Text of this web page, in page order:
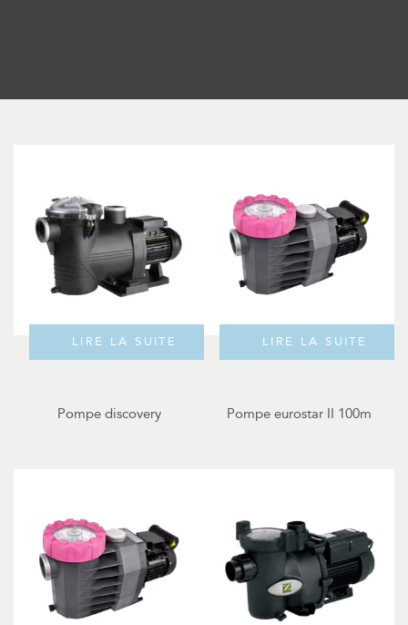
LIRE LA SUITE
Pompe discovery
LIRE LA SUITE
Pompe eurostar II 100m